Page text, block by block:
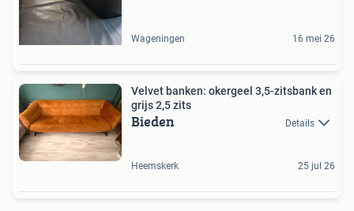
Wageningen 16 mei 26
Velvet banken: okergeel 3,5-zitsbank en
grijs 2,5 zits
Bieden Details
Heemskerk 25 jul 26